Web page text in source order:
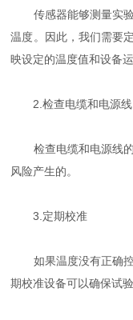
传感器能够测量实验
温度。因此，我们需要
映设定的温度值和设备运
2.检查电缆和电源线
检查电缆和电源线的
风险产生的。
3.定期校准
如果温度没有正确控
期校准设备可以确保试